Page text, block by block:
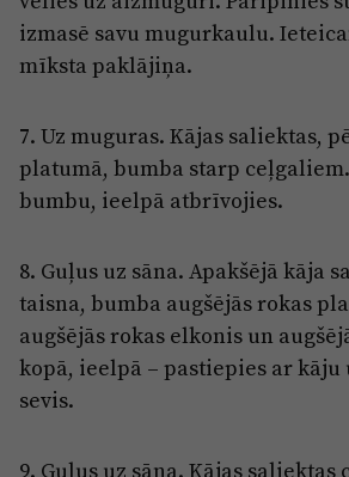
izmasē savu mugurkaulu.
mīksta paklājiņa.
7. Uz muguras. Kājas saliektas,
platumā, bumba starp
bumbu, ieelpā atbrīvojies.
8. Guļus uz sāna. Apakšējā kāja
taisna, bumba augšējās rokas
augšējās rokas elkonis un
kopā, ieelpā – pastiepies ar kāju
sevis.
9. Guļus uz sāna. Kājas saliektas